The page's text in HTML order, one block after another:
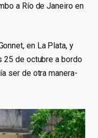
a Río de Janeiro en
en La Plata, y
25 de octubre a bordo
ser de otra manera-